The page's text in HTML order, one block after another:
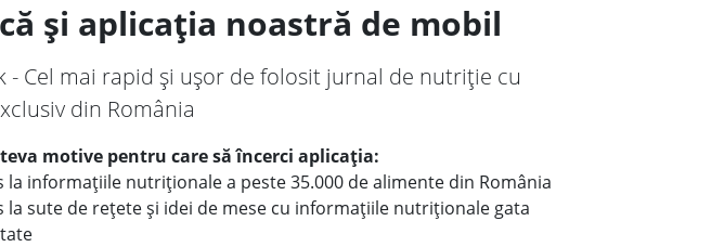
și aplicația noastră de mobil
- Cel mai rapid și ușor de folosit jurnal de nutriție cu
din România
motive pentru care să încerci aplicația:
la informațiile nutriționale a peste 35.000 de alimente din România
la sute de rețete și idei de mese cu informațiile nutriționale gata